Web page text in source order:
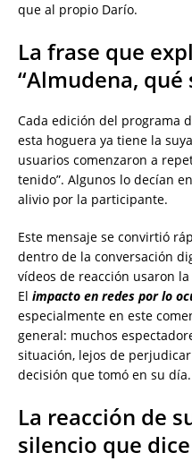
que al propio Darío.
La frase que
“Almudena,
Cada edición del programa
esta hoguera ya tiene la
usuarios comenzaron a
tenido”. Algunos lo decían
alivio por la participante.
Este mensaje se convirtió
dentro de la conversación
vídeos de reacción usaron
El impacto en redes por lo
especialmente en este
general: muchos
situación, lejos de
decisión que tomó en su día.
La reacción de
silencio que